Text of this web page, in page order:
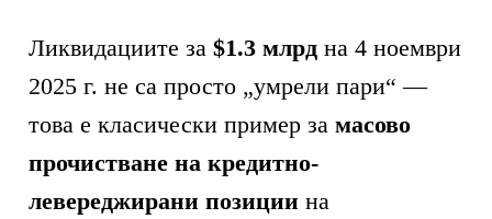
Ликвидациите за$1.3 млрд на 4 ноември
2025 г. не са просто „умрели пари“ —
това е класически пример замасово
прочистване на кредитно-
левереджирани позиции на